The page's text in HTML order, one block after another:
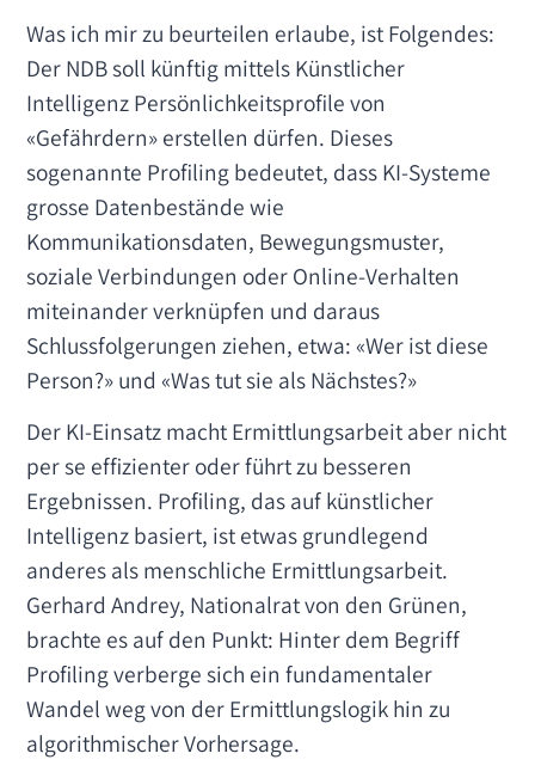
Was ich mir zu beurteilen erlaube, ist Folgendes:
Der NDB soll künftig mittels Künstlicher
Intelligenz Persönlichkeitsprofile von
«Gefährdern» erstellen dürfen. Dieses
sogenannte Profiling bedeutet, dass KI-Systeme
grosse Datenbestände wie
Kommunikationsdaten, Bewegungsmuster,
soziale Verbindungen oder Online-Verhalten
miteinander verknüpfen und daraus
Schlussfolgerungen ziehen, etwa: «Wer ist diese
Person?» und «Was tut sie als Nächstes?»
Der KI-Einsatz macht Ermittlungsarbeit aber nicht
per se effizienter oder führt zu besseren
Ergebnissen. Profiling, das auf künstlicher
Intelligenz basiert, ist etwas grundlegend
anderes als menschliche Ermittlungsarbeit.
Gerhard Andrey, Nationalrat von den Grünen,
brachte es auf den Punkt: Hinter dem Begriff
Profiling verberge sich ein fundamentaler
Wandel weg von der Ermittlungslogik hin zu
algorithmischer Vorhersage.